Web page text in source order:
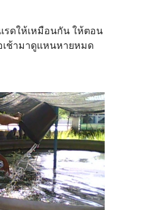
รดให้เหมือนกัน ให้ตอน
ช้ามาดูแหนหายหมด